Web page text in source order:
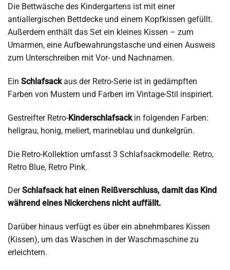
Die Bettwäsche des Kindergartens ist mit einer
antiallergischen Bettdecke und einem Kopfkissen gefüllt.
Außerdem enthält das Set ein kleines Kissen – zum
Umarmen, eine Aufbewahrungstasche und einen Ausweis
zum Unterschreiben mit Vor- und Nachnamen.
Ein Schlafsackaus der Retro-Serie ist in gedämpften
Farben von Mustern und Farben im Vintage-Stil inspiriert.
Gestreifter Retro-Kinderschlafsackin folgenden Farben:
hellgrau, honig, meliert, marineblau und dunkelgrün.
Die Retro-Kollektion umfasst 3 Schlafsackmodelle: Retro,
Retro Blue, Retro Pink.
DerSchlafsack hat einen Reißverschluss, damit das Kind
während eines Nickerchens nicht auffällt.
Darüber hinaus verfügt es über ein abnehmbares Kissen
(Kissen), um das Waschen in der Waschmaschine zu
erleichtern.